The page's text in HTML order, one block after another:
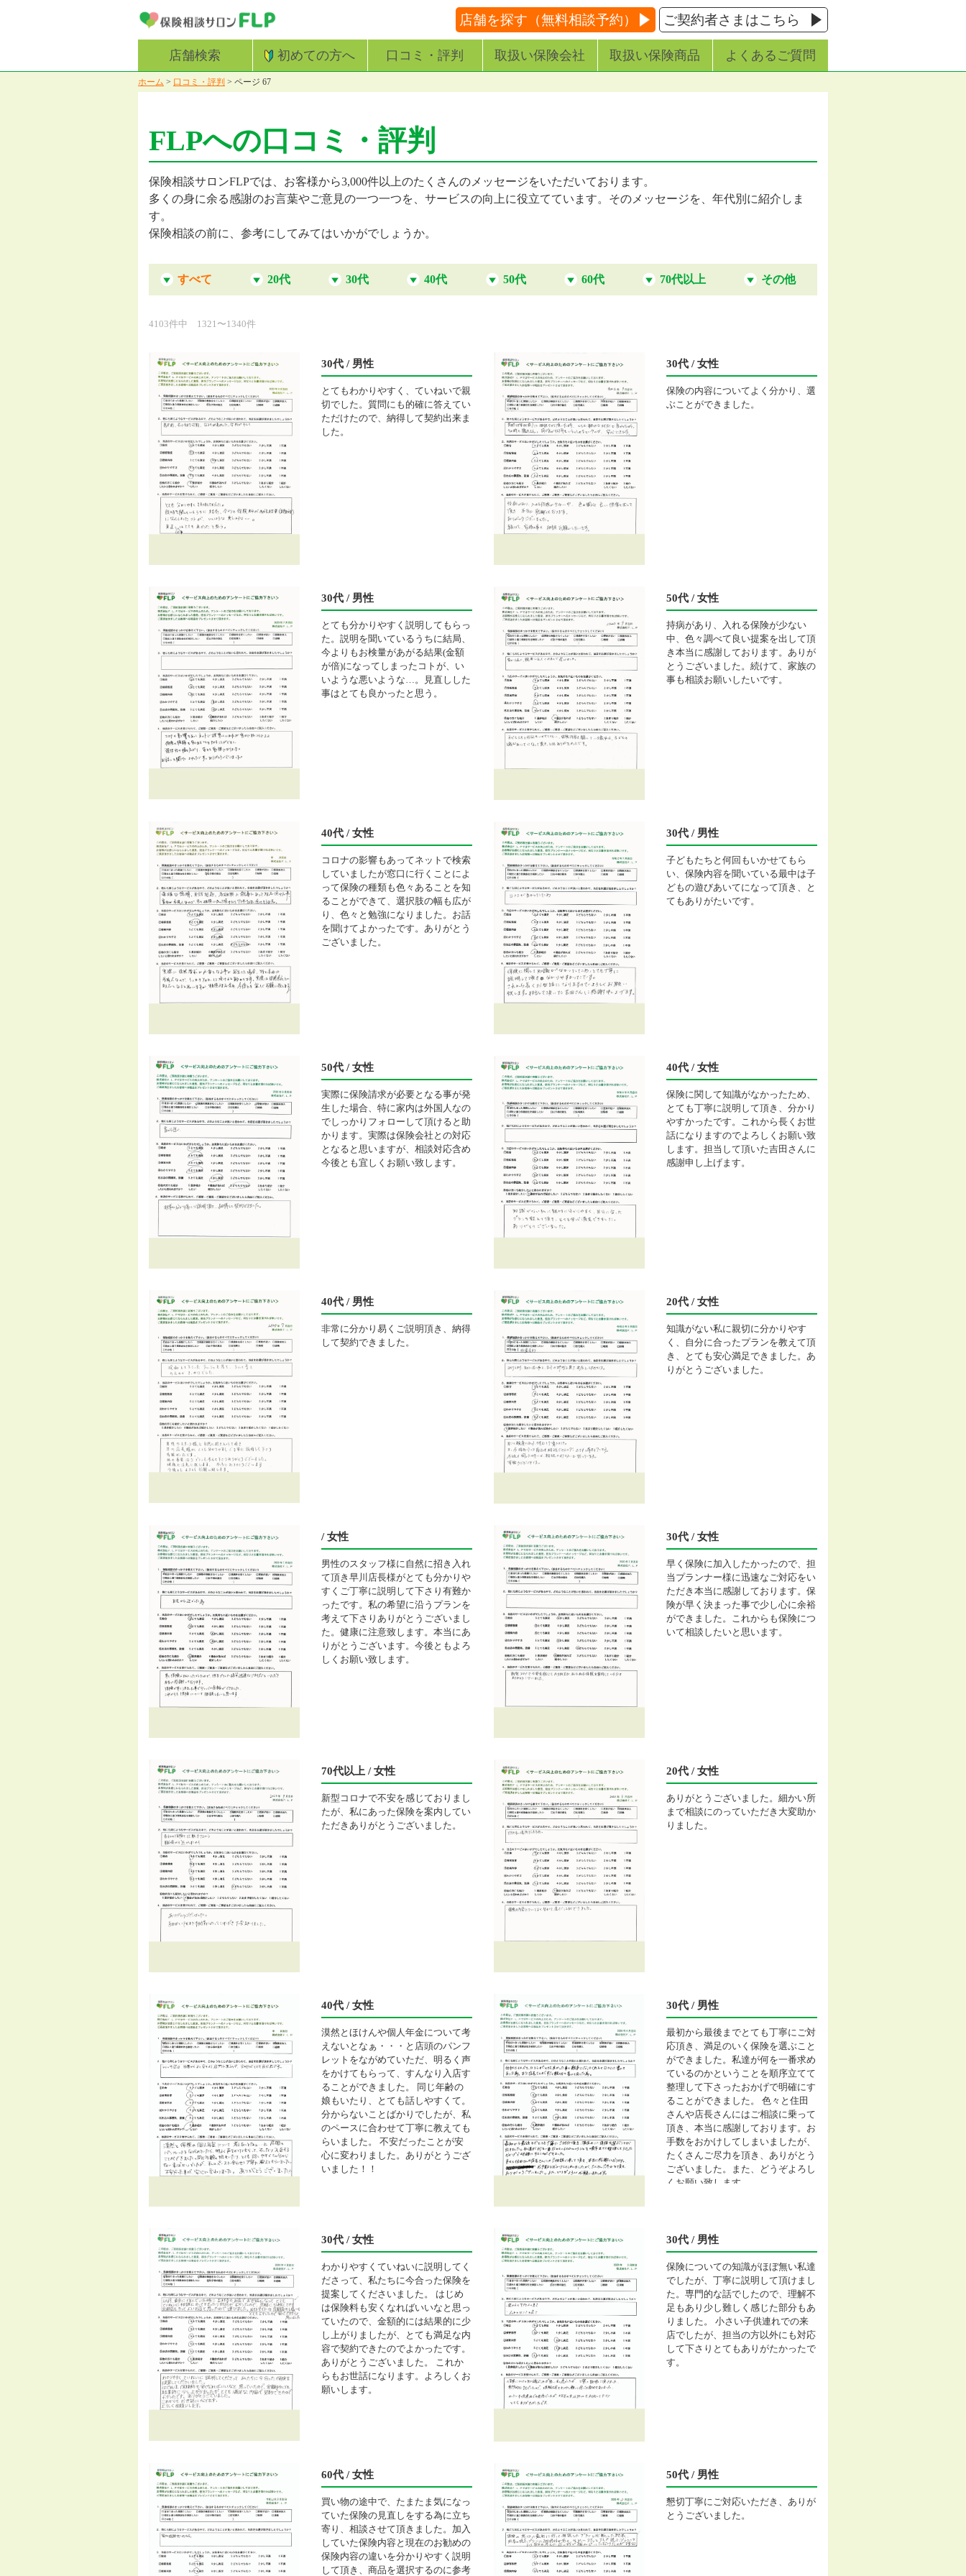
店舗を探す（無料相談予約） ご契約者さまはこちら
店舗検索 初めての方へ 口コミ・評判 取扱い保険会社 取扱い保険商品 よくあるご質問
ホーム > 口コミ・評判 > ページ 67
FLPへの口コミ・評判
保険相談サロンFLPでは、お客様から3,000件以上のたくさんのメッセージをいただいております。
多くの身に余る感謝のお言葉やご意見の一つ一つを、サービスの向上に役立てています。そのメッセージを、年代別に紹介しま
す。
保険相談の前に、参考にしてみてはいかがでしょうか。
すべて 20代 30代 40代 50代 60代 70代以上 その他
4103件中 1321〜1340件
30代 / 男性
とてもわかりやすく、ていねいで親
切でした。質問にも的確に答えてい
ただけたので、納得して契約出来ま
した。
30代 / 女性
保険の内容についてよく分かり、選
ぶことができました。
30代 / 男性
とても分かりやすく説明してもらっ
た。説明を聞いているうちに結局、
今よりもお検量があがる結果(金額
が倍)になってしまったコトが、い
いような悪いような…。見直しした
事はとても良かったと思う。
50代 / 女性
持病があり、入れる保険が少ない
中、色々調べて良い提案を出して頂
き本当に感謝しております。ありが
とうございました。続けて、家族の
事も相談お願いしたいです。
40代 / 女性
コロナの影響もあってネットで検索
していましたが窓口に行くことによ
って保険の種類も色々あることを知
ることができて、選択肢の幅も広が
り、色々と勉強になりました。お話
を聞けてよかったです。ありがとう
ございました。
30代 / 男性
子どもたちと何回もいかせてもら
い、保険内容を聞いている最中は子
どもの遊びあいてになって頂き、と
てもありがたいです。
50代 / 女性
実際に保険請求が必要となる事が発
生した場合、特に家内は外国人なの
でしっかりフォローして頂けると助
かります。実際は保険会社との対応
となると思いますが、相談対応含め
今後とも宜しくお願い致します。
40代 / 女性
保険に関して知識がなかったため、
とても丁寧に説明して頂き、分かり
やすかったです。これから長くお世
話になりますのでよろしくお願い致
します。担当して頂いた吉田さんに
感謝申し上げます。
40代 / 男性
非常に分かり易くご説明頂き、納得
して契約できました。
20代 / 女性
知識がない私に親切に分かりやす
く、自分に合ったプランを教えて頂
き、とても安心満足できました。あ
りがとうございました。
/ 女性
男性のスタッフ様に自然に招き入れ
て頂き早川店長様がとても分かりや
すくご丁寧に説明して下さり有難か
ったです。私の希望に沿うプランを
考えて下さりありがとうございまし
た。健康に注意致します。本当にあ
りがとうございます。今後ともよろ
しくお願い致します。
30代 / 女性
早く保険に加入したかったので、担
当プランナー様に迅速なご対応をい
ただき本当に感謝しております。保
険が早く決まった事で少し心に余裕
ができました。これからも保険につ
いて相談したいと思います。
70代以上 / 女性
新型コロナで不安を感じておりまし
たが、私にあった保険を案内してい
ただきありがとうございました。
20代 / 女性
ありがとうございました。細かい所
まで相談にのっていただき大変助か
りました。
40代 / 女性
漠然とほけんや個人年金について考
えないとなぁ・・・と店頭のパンフ
レットをながめていただ、明るく声
をかけてもらって、すんなり入店す
ることができました。 同じ年齢の
娘もいたり、とても話しやすくて。
分からないことばかりでしたが、私
のペースに合わせて丁寧に教えても
らいました。 不安だったことが安
心に変わりました。ありがとうござ
いました！！
30代 / 男性
最初から最後までとても丁寧にご対
応頂き、満足のいく保険を選ぶこと
ができました。私達が何を一番求め
ているのかということを順序立てて
整理して下さったおかげで明確にす
ることができました。 色々と住田
さんや店長さんにはご相談に乗って
頂き、本当に感謝しております。お
手数をおかけしてしまいましたが、
たくさんご尽力を頂き、ありがとう
ございました。また、どうぞよろし
くお願い致します。
30代 / 女性
わかりやすくていねいに説明してく
ださって、私たちに今合った保険を
提案してくださいました。 はじめ
は保険料も安くなればいいなと思っ
ていたので、金額的には結果的に少
し上がりましたが、とても満足な内
容で契約できたのでよかったです。
ありがとうございました。 これか
らもお世話になります。よろしくお
願いします。
30代 / 男性
保険についての知識がほぼ無い私達
でしたが、丁寧に説明して頂けまし
た。専門的な話でしたので、理解不
足もあり少し難しく感じた部分もあ
りました。 小さい子供連れでの来
店でしたが、担当の方以外にも対応
して下さりとてもありがたかったで
す。
60代 / 女性
買い物の途中で、たまたま気になっ
ていた保険の見直しをする為に立ち
寄り、相談させて頂きました。加入
していた保険内容と現在のお勧めの
保険内容の違いを分かりやすく説明
して頂き、商品を選択するのに参考
50代 / 男性
懇切丁寧にご対応いただき、ありが
とうございました。